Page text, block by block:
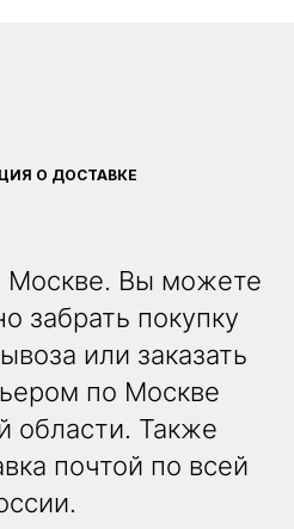
О ДОСТАВКЕ
Москве. Вы можете
забрать покупку
или заказать
по Москве
области. Также
почтой по всей